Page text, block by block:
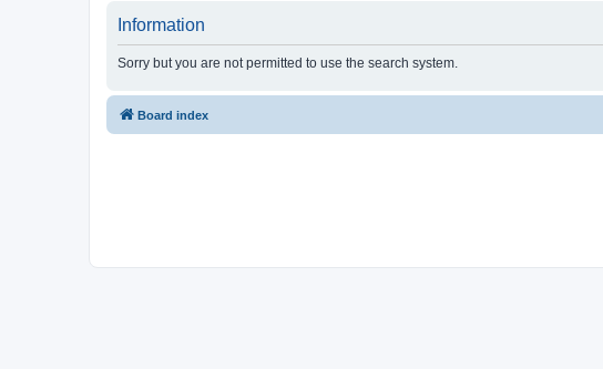
Information
Sorry but you are not permitted to use the search system.
Board index